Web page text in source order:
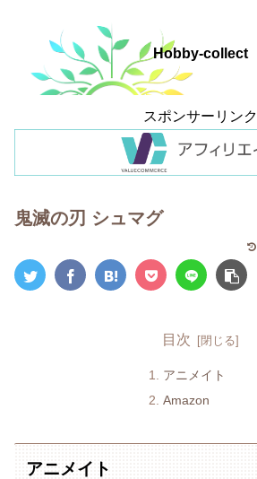
Hobby-collect
スポンサーリンク
鬼滅の刃 シュマグ
目次
アニメイト
Amazon
アニメイト